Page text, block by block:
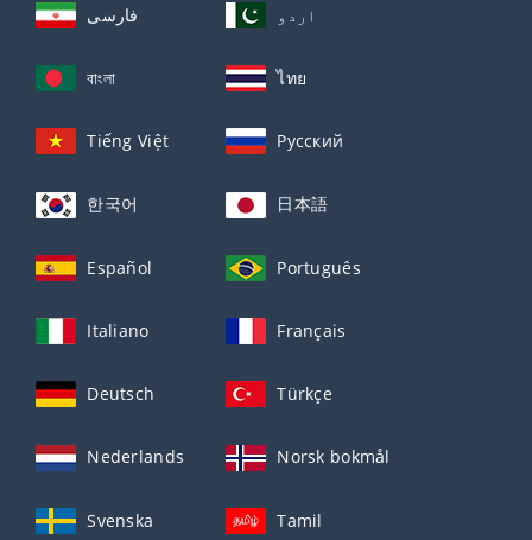
فارسی اردو
বাংলা ไทย
Tiếng Việt Русский
한국어 日本語
Español Português
Italiano Français
Deutsch Türkçe
Nederlands Norsk bokmål
Svenska Tamil